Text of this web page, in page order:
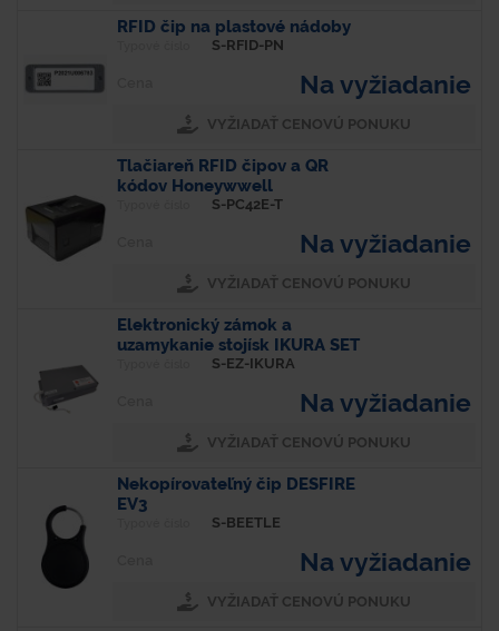
RFID čip na plastové nádoby
S-RFID-PN
Na vyžiadanie
VYŽIADAŤ CENOVÚ PONUKU
Tlačiareň RFID čipov a QR
kódov Honeywwell
S-PC42E-T
Na vyžiadanie
VYŽIADAŤ CENOVÚ PONUKU
Elektronický zámok a
uzamykanie stojísk IKURA SET
S-EZ-IKURA
Na vyžiadanie
VYŽIADAŤ CENOVÚ PONUKU
Nekopírovateľný čip DESFIRE
EV3
S-BEETLE
Na vyžiadanie
VYŽIADAŤ CENOVÚ PONUKU